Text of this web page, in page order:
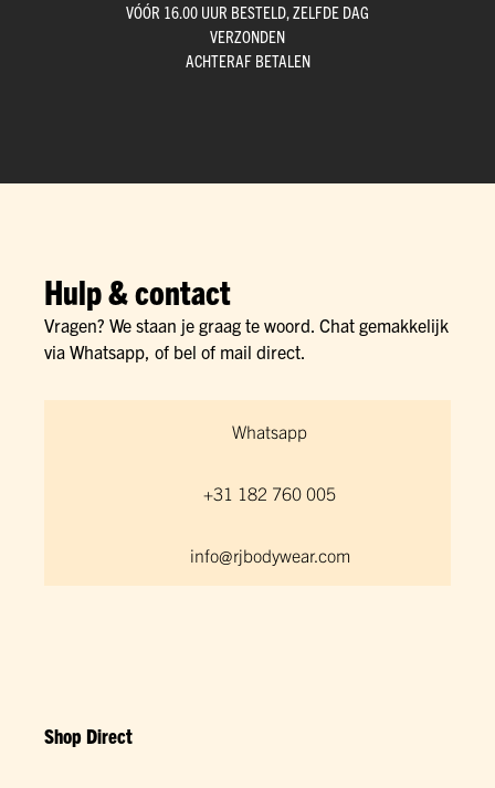
VÓÓR 16.00 UUR BESTELD, ZELFDE DAG
VERZONDEN
ACHTERAF BETALEN
Hulp & contact
Vragen? We staan je graag te woord. Chat gemakkelijk
via Whatsapp, of bel of mail direct.
Whatsapp
+31 182 760 005
info@rjbodywear.com
Shop Direct